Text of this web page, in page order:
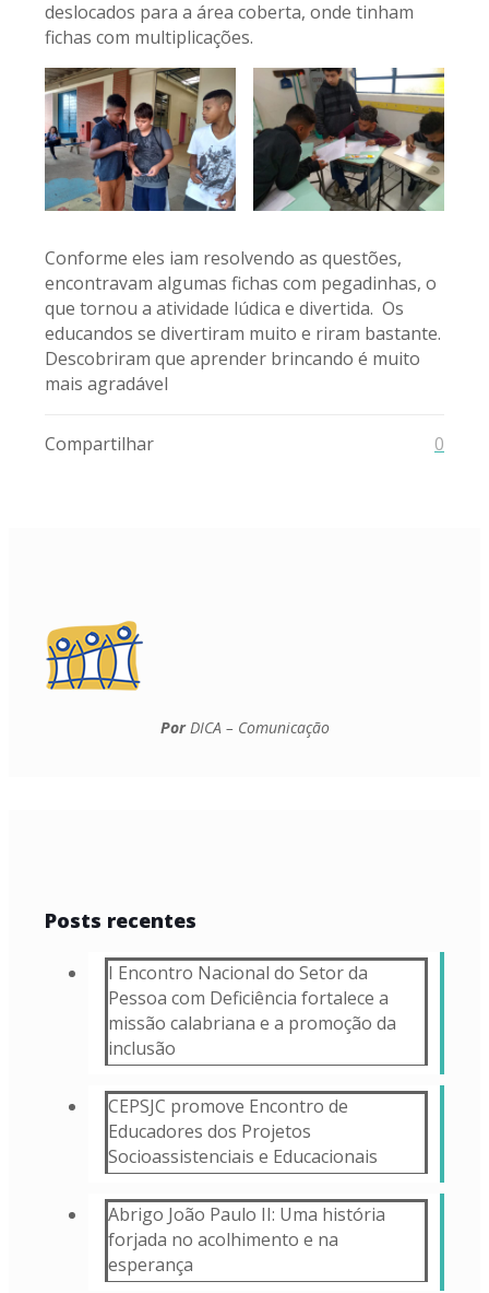
deslocados para a área coberta, onde tinham
fichas com multiplicações.
Conforme eles iam resolvendo as questões,
encontravam algumas fichas com pegadinhas, o
que tornou a atividade lúdica e divertida. Os
educandos se divertiram muito e riram bastante.
Descobriram que aprender brincando é muito
mais agradável
Compartilhar 0
PorDICA – Comunicação
Posts recentes
I Encontro Nacional do Setor da
Pessoa com Deficiência fortalece a
missão calabriana e a promoção da
inclusão
CEPSJC promove Encontro de
Educadores dos Projetos
Socioassistenciais e Educacionais
Abrigo João Paulo II: Uma história
forjada no acolhimento e na
esperança